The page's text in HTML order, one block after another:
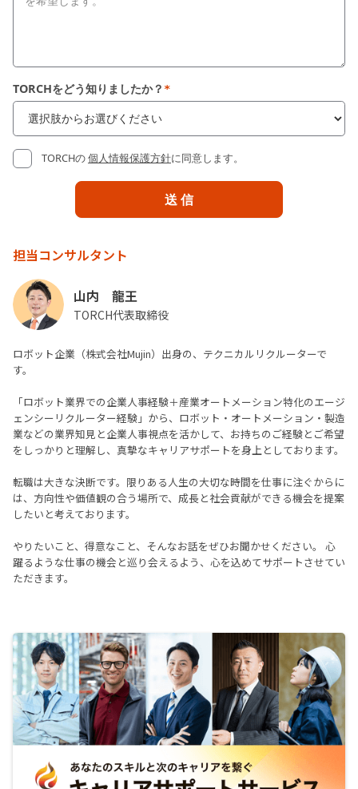
TORCHをどう知りましたか？ *
TORCHの個人情報保護方針に同意します。
担当コンサルタント
山内 龍王
TORCH代表取締役
ロボット企業（株式会社Mujin）出身の、テクニカルリクルーターで
す。
「ロボット業界での企業人事経験＋産業オートメーション特化のエージ
ェンシーリクルーター経験」から、ロボット・オートメーション・製造
業などの業界知見と企業人事視点を活かして、お持ちのご経験とご希望
をしっかりと理解し、真摯なキャリアサポートを身上としております。
転職は大きな決断です。限りある人生の大切な時間を仕事に注ぐからに
は、方向性や価値観の合う場所で、成長と社会貢献ができる機会を提案
したいと考えております。
やりたいこと、得意なこと、そんなお話をぜひお聞かせください。 心
躍るような仕事の機会と巡り会えるよう、心を込めてサポートさせてい
ただきます。